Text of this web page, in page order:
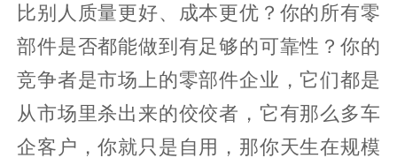
比别人质量更好、成本更优？你的所有零
部件是否都能做到有足够的可靠性？你的
竞争者是市场上的零部件企业，它们都是
从市场里杀出来的佼佼者，它有那么多车
企客户，你就只是自用，那你天生在规模